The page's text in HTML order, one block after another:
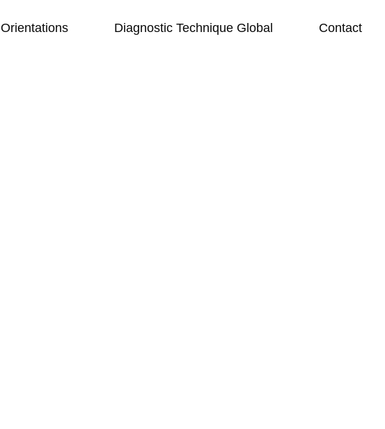
Orientations Diagnostic Technique Global Contact